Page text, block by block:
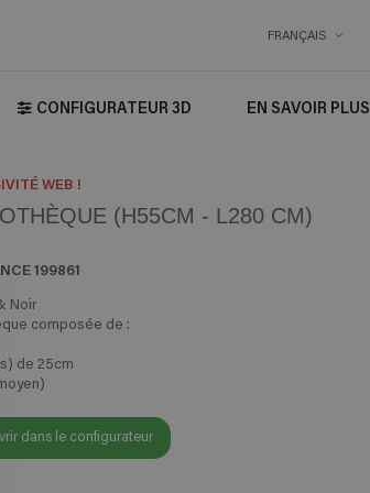
FRANÇAIS
CONFIGURATEUR 3D EN SAVOIR PLUS
WEB !
(H55CM - L280 CM)
199861
Noir
composée de :
de 25cm
dans le configurateur